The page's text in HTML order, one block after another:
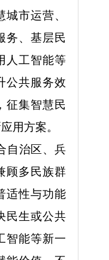
市运营、
务、基层民
人工智能等
公共服务效
征集智慧民
用方案。
自治区、兵
顾多民族群
适性与功能
民生或公共
智能等新一